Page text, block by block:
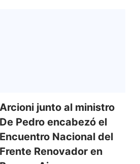
Arcioni junto al ministro
De Pedro encabezó el
Encuentro Nacional del
Frente Renovador en